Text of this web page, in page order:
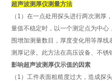
超声波测厚仪测量方法
（1）在一点处用探头进行两次测
量值不稳定时，以一个测定点为中
围增加测量数目，厚度变化用等厚
测厚记录。此方法在高压设备、不锈
影响超声波测厚仪示值的因素
（1）工件表面粗糙度过大，造成